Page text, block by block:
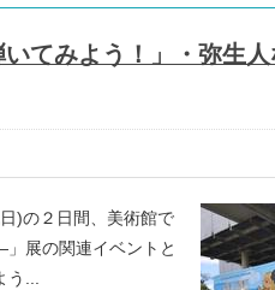
いてみよう！」・弥生
)の２日間、美術館で
展の関連イベントと
う...